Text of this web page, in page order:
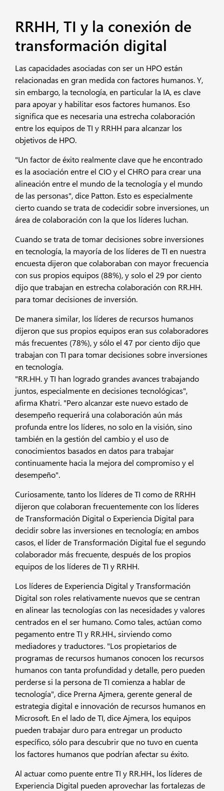
RRHH, TI y la conexión de
transformación digital
Las capacidades asociadas con ser un HPO están
relacionadas en gran medida con factores humanos. Y,
sin embargo, la tecnología, en particular la IA, es clave
para apoyar y habilitar esos factores humanos. Eso
significa que es necesaria una estrecha colaboración
entre los equipos de TI y RRHH para alcanzar los
objetivos de HPO.
"Un factor de éxito realmente clave que he encontrado
es la asociación entre el CIO y el CHRO para crear una
alineación entre el mundo de la tecnología y el mundo
de las personas", dice Patton. Esto es especialmente
cierto cuando se trata de codecidir sobre inversiones, un
área de colaboración con la que los líderes luchan.
Cuando se trata de tomar decisiones sobre inversiones
en tecnología, la mayoría de los líderes de TI en nuestra
encuesta dijeron que colaboraban con mayor frecuencia
con sus propios equipos (88%), y solo el 29 por ciento
dijo que trabajan en estrecha colaboración con RR.HH.
para tomar decisiones de inversión.
De manera similar, los líderes de recursos humanos
dijeron que sus propios equipos eran sus colaboradores
más frecuentes (78%), y sólo el 47 por ciento dijo que
trabajan con TI para tomar decisiones sobre inversiones
en tecnología.
"RR.HH. y TI han logrado grandes avances trabajando
juntos, especialmente en decisiones tecnológicas",
afirma Khatri. "Pero alcanzar este nuevo estado de
desempeño requerirá una colaboración aún más
profunda entre los líderes, no solo en la visión, sino
también en la gestión del cambio y el uso de
conocimientos basados en datos para trabajar
continuamente hacia la mejora del compromiso y el
desempeño".
Curiosamente, tanto los líderes de TI como de RRHH
dijeron que colaboran frecuentemente con los líderes
de Transformación Digital o Experiencia Digital para
decidir sobre las inversiones en tecnología; en ambos
casos, el líder de Transformación Digital fue el segundo
colaborador más frecuente, después de los propios
equipos de los líderes de TI y RRHH.
Los líderes de Experiencia Digital y Transformación
Digital son roles relativamente nuevos que se centran
en alinear las tecnologías con las necesidades y valores
centrados en el ser humano. Como tales, actúan como
pegamento entre TI y RR.HH., sirviendo como
mediadores y traductores. "Los propietarios de
programas de recursos humanos conocen los recursos
humanos con tanta profundidad y detalle, pero pueden
perderse si la persona de TI comienza a hablar de
tecnología", dice Prerna Ajmera, gerente general de
estrategia digital e innovación de recursos humanos en
Microsoft. En el lado de TI, dice Ajmera, los equipos
pueden trabajar duro para entregar un producto
específico, sólo para descubrir que no tuvo en cuenta
los factores humanos que podrían afectar su éxito.
Al actuar como puente entre TI y RR.HH., los líderes de
Experiencia Digital pueden aprovechar las fortalezas de